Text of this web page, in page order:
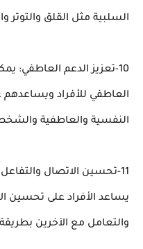
السلبية مثل القلق والتوتر
10-تعزيز الدعم العاطفي:
العاطفي للأفراد
النفسية والعاطفية
11-تحسين الاتصال
يساعد الأفراد على تحسين
والتعامل مع الآخرين